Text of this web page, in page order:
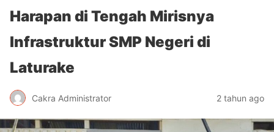
Harapan di Tengah Mirisnya
Infrastruktur SMP Negeri di
Laturake
Cakra Administrator 2 tahun ago